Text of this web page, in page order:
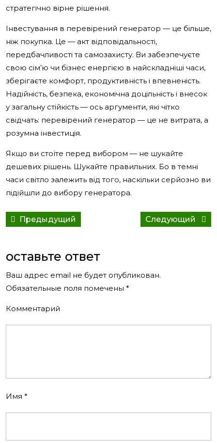
стратегічно вірне рішення.
Інвестування в перевірений генератор — це більше,
ніж покупка. Це — акт відповідальності,
передбачливості та самозахисту. Ви забезпечуєте
свою сім’ю чи бізнес енергією в найскладніші часи,
зберігаєте комфорт, продуктивність і впевненість.
Надійність, безпека, економічна доцільність і внесок
у загальну стійкість — ось аргументи, які чітко
свідчать: перевірений генератор — це не витрата, а
розумна інвестиція.
Якщо ви стоїте перед вибором — не шукайте
дешевих рішень. Шукайте правильних. Бо в темні
часи світло залежить від того, наскільки серйозно ви
підійшли до вибору генератора.
Навигация
по
Предыдущий Следующий
оставьте ответ
Ваш адрес email не будет опубликован.
Обязательные поля помечены *
Комментарий
Имя *